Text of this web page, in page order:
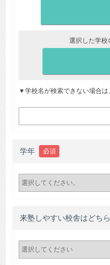
選択した学校
▼学校名が検索できない場合は
学年 必須
来塾しやすい校舎はどち